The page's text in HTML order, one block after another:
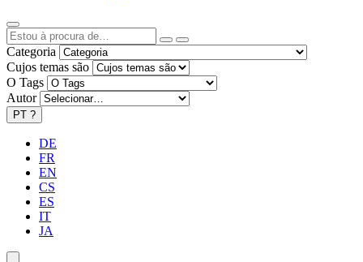
Categoria
Cujos temas são
O Tags
Autor
PT ?
DE
FR
EN
CS
ES
IT
JA